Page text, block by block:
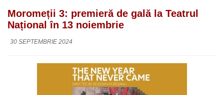
Moromeții 3: premieră de gală la Teatrul
Național în 13 noiembrie
30 SEPTEMBRIE 2024